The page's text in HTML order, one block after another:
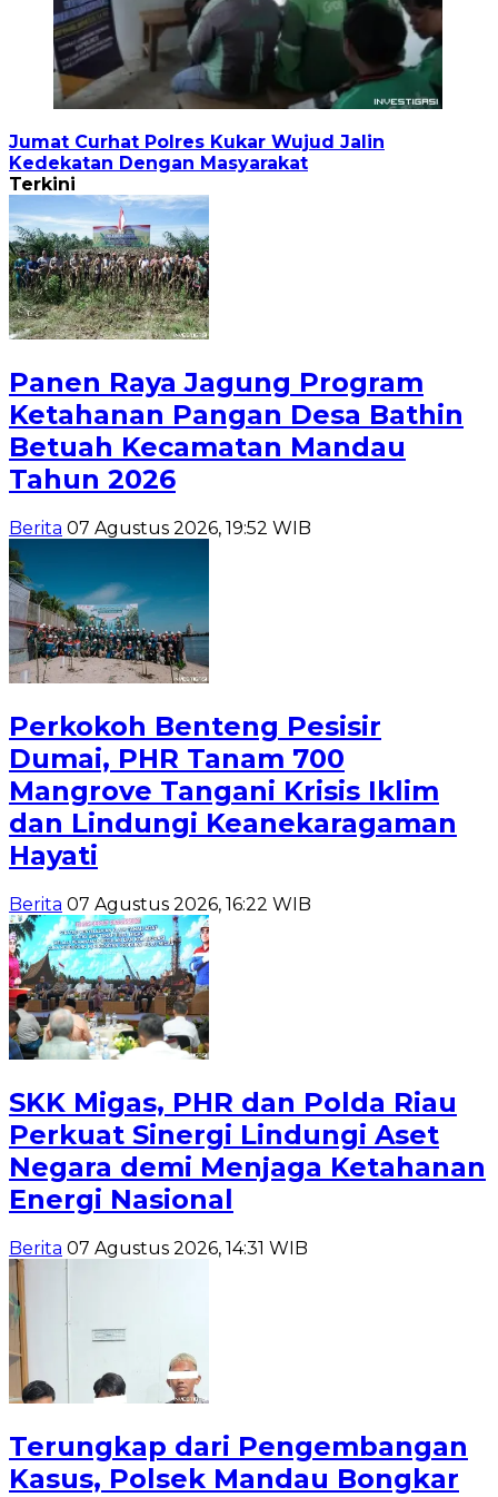
Jumat Curhat Polres Kukar Wujud Jalin
Kedekatan Dengan Masyarakat
Terkini
Panen Raya Jagung Program
Ketahanan Pangan Desa Bathin
Betuah Kecamatan Mandau
Tahun 2026
Berita 07 Agustus 2026, 19:52 WIB
Perkokoh Benteng Pesisir
Dumai, PHR Tanam 700
Mangrove Tangani Krisis Iklim
dan Lindungi Keanekaragaman
Hayati
Berita 07 Agustus 2026, 16:22 WIB
SKK Migas, PHR dan Polda Riau
Perkuat Sinergi Lindungi Aset
Negara demi Menjaga Ketahanan
Energi Nasional
Berita 07 Agustus 2026, 14:31 WIB
Terungkap dari Pengembangan
Kasus, Polsek Mandau Bongkar